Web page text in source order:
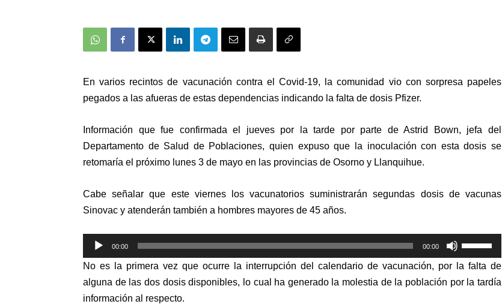
En varios recintos de vacunación contra el Covid-19, la comunidad vio con sorpresa papeles
pegados a las afueras de estas dependencias indicando la falta de dosis Pfizer.
Información que fue confirmada el jueves por la tarde por parte de Astrid Bown, jefa del
Departamento de Salud de Poblaciones, quien expuso que la inoculación con esta dosis se
retomaría el próximo lunes 3 de mayo en las provincias de Osorno y Llanquihue.
Cabe señalar que este viernes los vacunatorios suministrarán segundas dosis de vacunas
Sinovac y atenderán también a hombres mayores de 45 años.
Reproductor
de
audio
00:00 00:00
las
teclas
de
No es la primera vez que ocurre la interrupción del calendario de vacunación, por la falta de
alguna de las dos dosis disponibles, lo cual ha generado la molestia de la población por la tardía
información al respecto.